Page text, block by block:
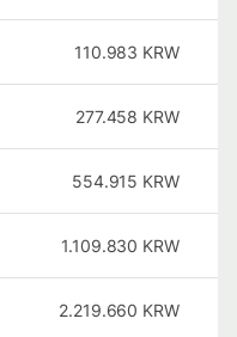
110.983 KRW
277.458 KRW
554.915 KRW
1.109.830 KRW
2.219.660 KRW